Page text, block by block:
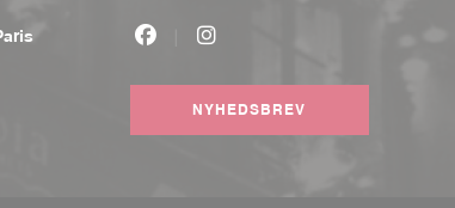
((åbner i et nyt vindue))
NYHEDSBREV